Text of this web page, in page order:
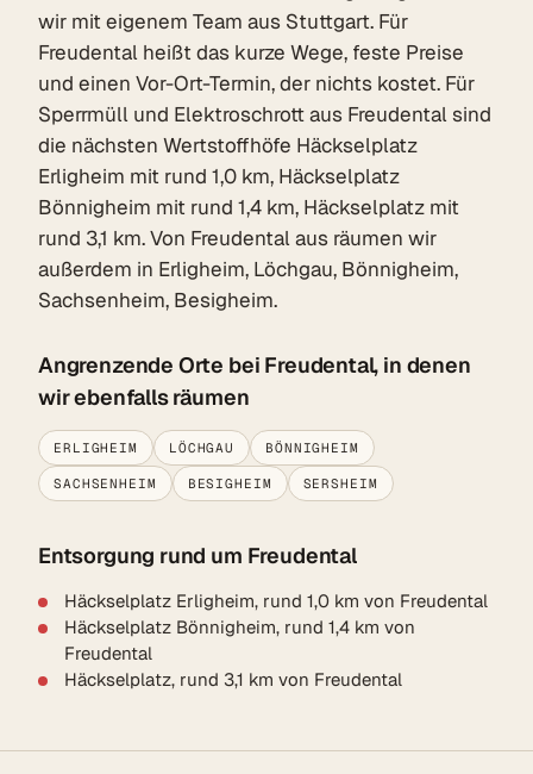
wir mit eigenem Team aus Stuttgart. Für
Freudental heißt das kurze Wege, feste Preise
und einen Vor-Ort-Termin, der nichts kostet. Für
Sperrmüll und Elektroschrott aus Freudental sind
die nächsten Wertstoffhöfe Häckselplatz
Erligheim mit rund 1,0 km, Häckselplatz
Bönnigheim mit rund 1,4 km, Häckselplatz mit
rund 3,1 km. Von Freudental aus räumen wir
außerdem in Erligheim, Löchgau, Bönnigheim,
Sachsenheim, Besigheim.
Angrenzende Orte bei Freudental, in denen
wir ebenfalls räumen
ERLIGHEIM LÖCHGAU BÖNNIGHEIM
SACHSENHEIM BESIGHEIM SERSHEIM
Entsorgung rund um Freudental
Häckselplatz Erligheim, rund 1,0 km von Freudental
Häckselplatz Bönnigheim, rund 1,4 km von
Freudental
Häckselplatz, rund 3,1 km von Freudental